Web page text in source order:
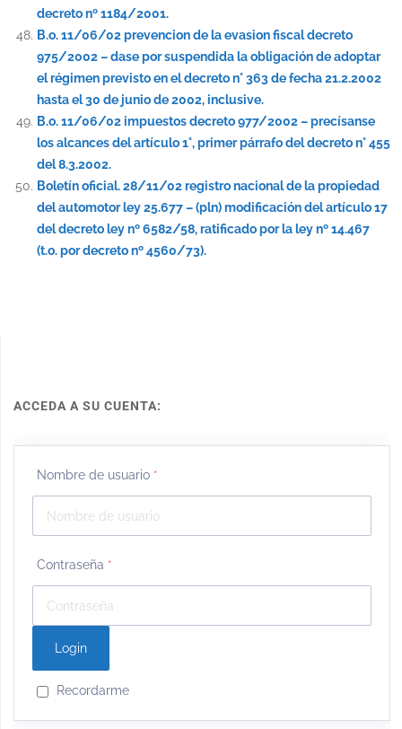
decreto nº 1184/2001.
B.o. 11/06/02 prevencion de la evasion fiscal decreto
975/2002 – dase por suspendida la obligación de adoptar
el régimen previsto en el decreto n° 363 de fecha 21.2.2002
hasta el 30 de junio de 2002, inclusive.
B.o. 11/06/02 impuestos decreto 977/2002 – precísanse
los alcances del artículo 1°, primer párrafo del decreto n° 455
del 8.3.2002.
Boletín oficial. 28/11/02 registro nacional de la propiedad
del automotor ley 25.677 – (pln) modificación del artículo 17
del decreto ley nº 6582/58, ratificado por la ley nº 14.467
(t.o. por decreto nº 4560/73).
ACCEDA A SU CUENTA:
Nombre de usuario *
Contraseña *
Recordarme